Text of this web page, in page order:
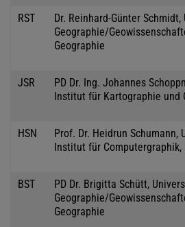
RST
Dr. Reinhard-Günter
Geographie/
Geographie
JSR
PD Dr. Ing. Johannes
Institut für Kartographie und
HSN
Prof. Dr. Heidrun Schumann,
Institut für Computergraphik,
BST
PD Dr. Brigitta Schütt,
Geographie/
Geographie